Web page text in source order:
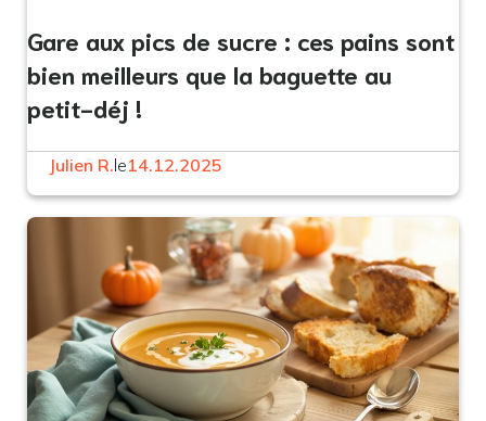
Gare aux pics de sucre : ces pains sont
bien meilleurs que la baguette au
petit-déj !
Julien R.le14.12.2025